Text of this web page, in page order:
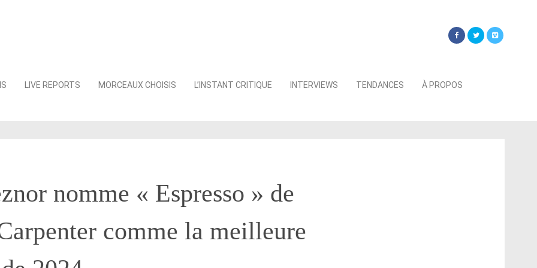
LIVE REPORTS MORCEAUX CHOISIS L’INSTANT CRITIQUE INTERVIEWS TENDANCES À PROPOS
nomme « Espresso » de
comme la meilleure